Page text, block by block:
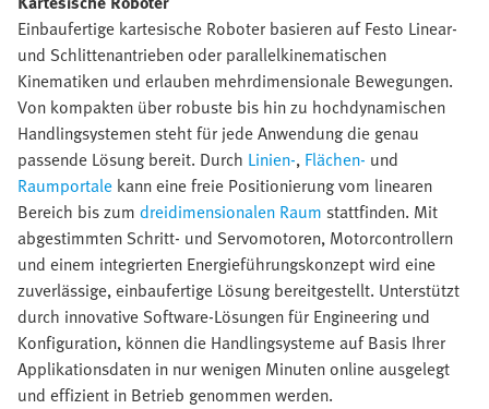
Einbaufertige kartesische Roboter basieren auf Festo Linear-
und Schlittenantrieben oder parallelkinematischen
Kinematiken und erlauben mehrdimensionale Bewegungen.
Von kompakten über robuste bis hin zu hochdynamischen
Handlingsystemen steht für jede Anwendung die genau
passende Lösung bereit. Durch Linien-, Flächen- und
Raumportale kann eine freie Positionierung vom linearen
Bereich bis zum dreidimensionalen Raum stattfinden. Mit
abgestimmten Schritt- und Servomotoren, Motorcontrollern
und einem integrierten Energieführungskonzept wird eine
zuverlässige, einbaufertige Lösung bereitgestellt. Unterstützt
durch innovative Software-Lösungen für Engineering und
Konfiguration, können die Handlingsysteme auf Basis Ihrer
Applikationsdaten in nur wenigen Minuten online ausgelegt
und effizient in Betrieb genommen werden.